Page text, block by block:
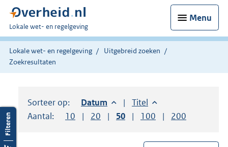
Menu
U
bent
hier:
Lokale wet- en regelgeving
Lokale wet- en regelgeving
Uitgebreid zoeken
Zoekresultaten
Sorteer op: Sorteer op:
Datum aflopendSorteer op:
Titel oplopend
Aantal:
Toon
10 resultaten per pagina
Toon
20 resultaten per pagina
Toon
50 resultaten per pagina
Toon
100 resultaten per
Toon
200